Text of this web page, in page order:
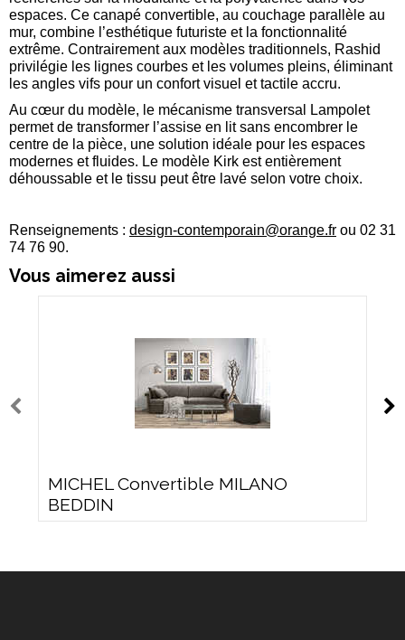
espaces. Ce canapé convertible, au couchage parallèle au
mur, combine l’esthétique futuriste et la fonctionnalité
extrême. Contrairement aux modèles traditionnels, Rashid
privilégie les lignes courbes et les volumes pleins, éliminant
les angles vifs pour un confort visuel et tactile accru.
Au cœur du modèle, le mécanisme transversal Lampolet
permet de transformer l’assise en lit sans encombrer le
centre de la pièce, une solution idéale pour les espaces
modernes et fluides. Le modèle Kirk est entièrement
déhoussable et le tissu peut être lavé selon votre choix.
Renseignements : design-contemporain@orange.fr ou 02 31
74 76 90.
Vous aimerez aussi
MICHEL Convertible MILANO
BEDDIN